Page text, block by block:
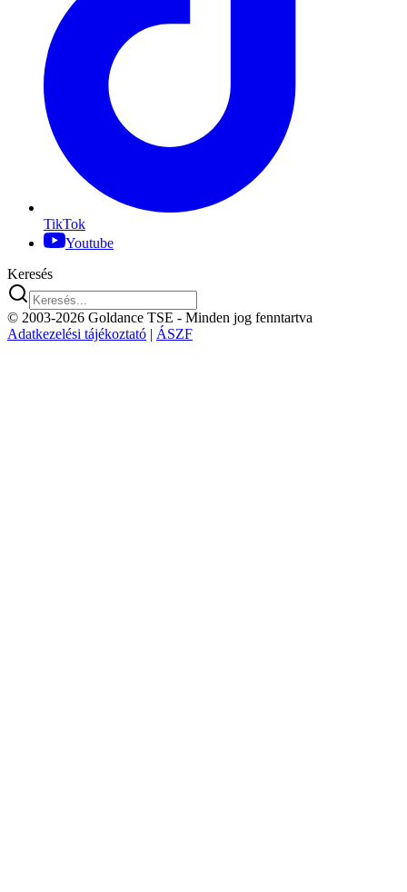
TikTok
Youtube
Keresés
© 2003-2026 Goldance TSE - Minden jog fenntartva
Adatkezelési tájékoztató | ÁSZF